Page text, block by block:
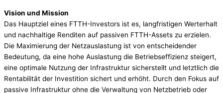
Vision und Mission
Das Hauptziel eines FTTH-Investors ist es, langfristigen Werterhalt
und nachhaltige Renditen auf passiven FTTH-Assets zu erzielen.
Die Maximierung der Netzauslastung ist von entscheidender
Bedeutung, da eine hohe Auslastung die Betriebseffizienz steigert,
eine optimale Nutzung der Infrastruktur sicherstellt und letztlich die
Rentabilität der Investition sichert und erhöht. Durch den Fokus auf
passive Infrastruktur ohne die Verwaltung von Netzbetrieb oder